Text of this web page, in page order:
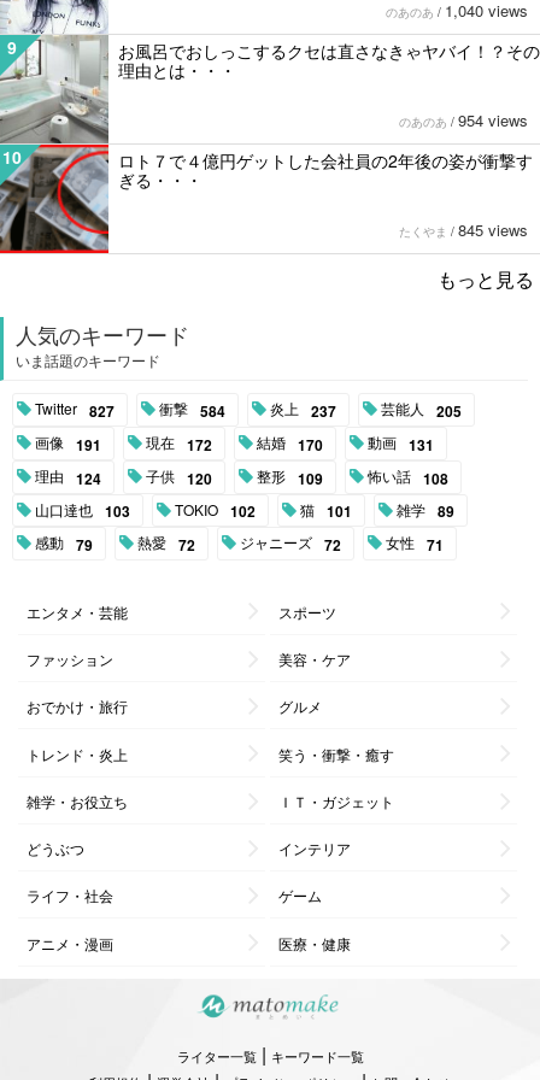
のあのあ / 1,040 views
9
お風呂でおしっこするクセは直さなきゃヤバイ！？その
理由とは・・・
のあのあ / 954 views
10
ロト７で４億円ゲットした会社員の2年後の姿が衝撃す
ぎる・・・
たくやま / 845 views
もっと見る
人気のキーワード
いま話題のキーワード
Twitter 827 衝撃 584 炎上 237 芸能人 205
画像 191 現在 172 結婚 170 動画 131
理由 124 子供 120 整形 109 怖い話 108
山口達也 103 TOKIO 102 猫 101 雑学 89
感動 79 熱愛 72 ジャニーズ 72 女性 71
エンタメ・芸能 スポーツ
ファッション 美容・ケア
おでかけ・旅行 グルメ
トレンド・炎上 笑う・衝撃・癒す
雑学・お役立ち ＩＴ・ガジェット
どうぶつ インテリア
ライフ・社会 ゲーム
アニメ・漫画 医療・健康
ライター一覧| キーワード一覧